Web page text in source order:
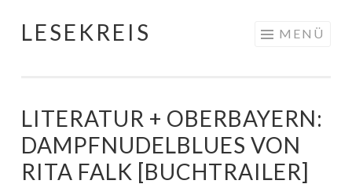
Springe
LESEKREIS MENÜ
LITERATUR + OBERBAYERN:
DAMPFNUDELBLUES VON
RITA FALK [BUCHTRAILER]